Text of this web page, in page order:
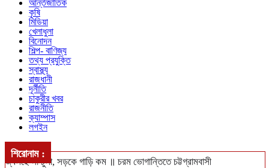
আর্ন্তজাতিক
কৃষি
মিডিয়া
খেলাধুলা
বিনোদন
শিল্প- বাণিজ্য
তথ্য প্রযুক্তি
স্বাস্থ্য
রাজধানী
দূর্নীতি
চাকুরীর খবর
রাজনীতি
ক্যাম্পাস
লগইন
শিরোনাম :
জ্বলছে না চুলা, সড়কে গাড়ি কম ॥ চরম ভোগান্তিতে চট্টগ্রামবাসী